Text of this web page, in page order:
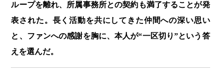
ループを離れ、所属事務所との契約も満了することが発
表された。長く活動を共にしてきた仲間への深い思い
と、ファンへの感謝を胸に、本人が“一区切り”という答
えを選んだ。